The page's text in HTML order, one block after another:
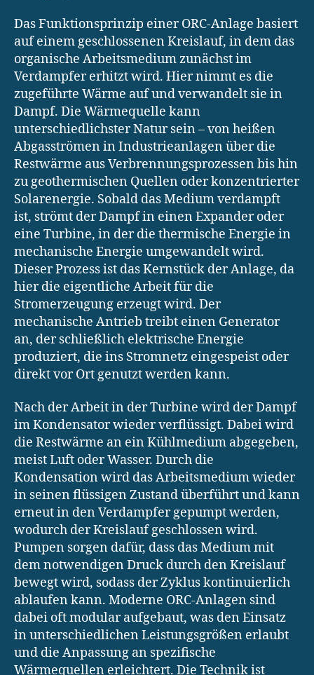
Das Funktionsprinzip einer ORC-Anlage basiert
auf einem geschlossenen Kreislauf, in dem das
organische Arbeitsmedium zunächst im
Verdampfer erhitzt wird. Hier nimmt es die
zugeführte Wärme auf und verwandelt sie in
Dampf. Die Wärmequelle kann
unterschiedlichster Natur sein – von heißen
Abgasströmen in Industrieanlagen über die
Restwärme aus Verbrennungsprozessen bis hin
zu geothermischen Quellen oder konzentrierter
Solarenergie. Sobald das Medium verdampft
ist, strömt der Dampf in einen Expander oder
eine Turbine, in der die thermische Energie in
mechanische Energie umgewandelt wird.
Dieser Prozess ist das Kernstück der Anlage, da
hier die eigentliche Arbeit für die
Stromerzeugung erzeugt wird. Der
mechanische Antrieb treibt einen Generator
an, der schließlich elektrische Energie
produziert, die ins Stromnetz eingespeist oder
direkt vor Ort genutzt werden kann.
Nach der Arbeit in der Turbine wird der Dampf
im Kondensator wieder verflüssigt. Dabei wird
die Restwärme an ein Kühlmedium abgegeben,
meist Luft oder Wasser. Durch die
Kondensation wird das Arbeitsmedium wieder
in seinen flüssigen Zustand überführt und kann
erneut in den Verdampfer gepumpt werden,
wodurch der Kreislauf geschlossen wird.
Pumpen sorgen dafür, dass das Medium mit
dem notwendigen Druck durch den Kreislauf
bewegt wird, sodass der Zyklus kontinuierlich
ablaufen kann. Moderne ORC-Anlagen sind
dabei oft modular aufgebaut, was den Einsatz
in unterschiedlichen Leistungsgrößen erlaubt
und die Anpassung an spezifische
Wärmequellen erleichtert. Die Technik ist